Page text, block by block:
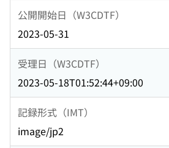
公開開始日（W3CDTF）
2023-05-31
受理日（W3CDTF）
2023-05-18T01:52:44+09:00
記録形式（IMT）
image/jp2